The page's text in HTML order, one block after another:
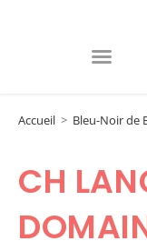
Accueil > Bleu-Noir de
CH